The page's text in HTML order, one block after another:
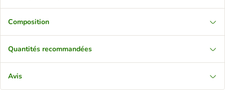
Composition
Quantités recommandées
Avis